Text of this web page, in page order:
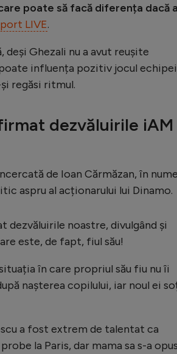
poate să facă diferența dacă
LIVE.
Ghezali nu a avut reușite
influența pozitiv jocul echipei
regăsi ritmul.
dezvăluirile iAM
de Ioan Cărmăzan, în
aspru al acționarului lui Dinamo.
noastre, divulgând și
este, de fapt, fiul său!
în care propriul său fiu nu îi
nașterea copilului, iar noul ei
a fost extrem de talentat ca
la Paris, dar mama sa s-a